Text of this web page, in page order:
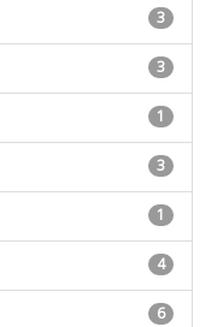
3
3
1
3
1
4
6